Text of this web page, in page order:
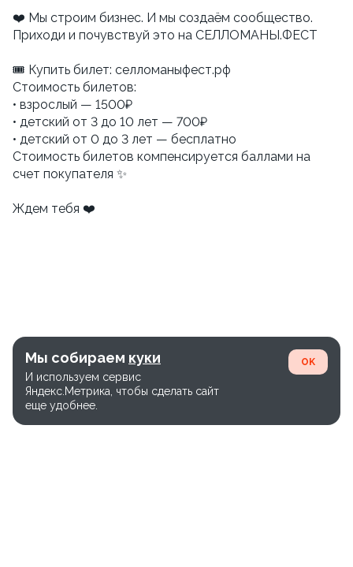
❤️ Мы строим бизнес. И мы создаём сообщество.
Приходи и почувствуй это на СЕЛЛОМАНЫ.ФЕСТ
🎟 Купить билет: селломаныфест.рф
Стоимость билетов:
• взрослый — 1500₽
• детский от 3 до 10 лет — 700₽
• детский от 0 до 3 лет — бесплатно
Стоимость билетов компенсируется баллами на
счет покупателя ✨
Ждем тебя ❤️
Мы собираем куки
И используем сервис
Яндекс.Метрика, чтобы сделать сайт
еще удобнее.
OK